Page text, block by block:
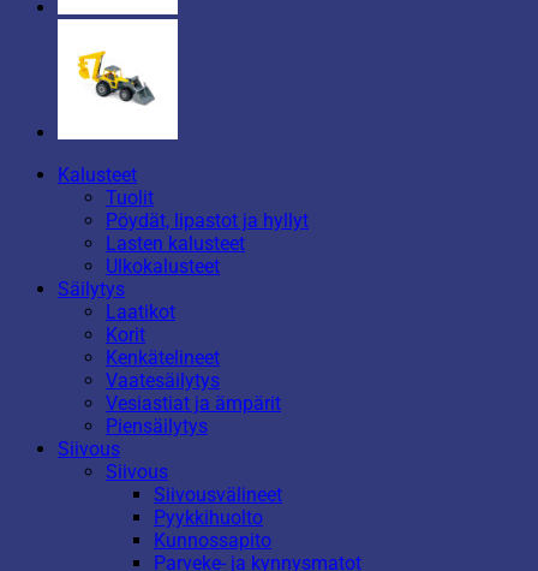
Kalusteet
Tuolit
Pöydät, lipastot ja hyllyt
Lasten kalusteet
Ulkokalusteet
Säilytys
Laatikot
Korit
Kenkätelineet
Vaatesäilytys
Vesiastiat ja ämpärit
Piensäilytys
Siivous
Siivous
Siivousvälineet
Pyykkihuolto
Kunnossapito
Parveke- ja kynnysmatot